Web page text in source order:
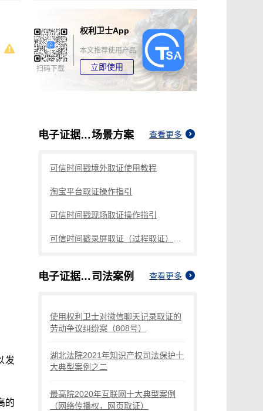
发
的
扫码下载
权利卫士App
本文推荐使用产品
立即使用
电子证据取证的难点场景方案 查看更多
可信时间戳境外取证使用教程
淘宝平台取证操作指引
可信时间戳现场取证操作指引
电子证据取证的难点 司法案例 查看更多
使用权利卫士对微信聊天记录取证的
劳动争议纠纷案（808号）
湖北法院2021年知识产权司法保护十
大典型案例之二
最高院2020年互联网十大典型案例
（网络传播权，网页取证）